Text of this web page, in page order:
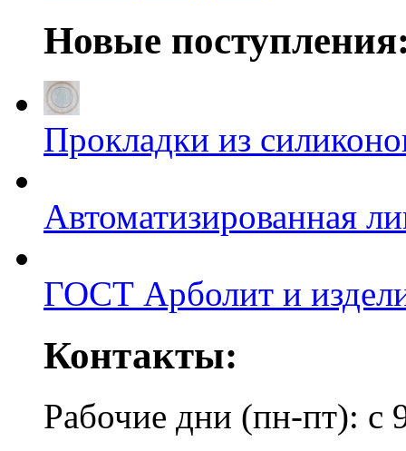
Новые
Прокладки из
Автоматизированная
ГОСТ Арболит и
Контакты:
Рабочие дни (пн-пт): с